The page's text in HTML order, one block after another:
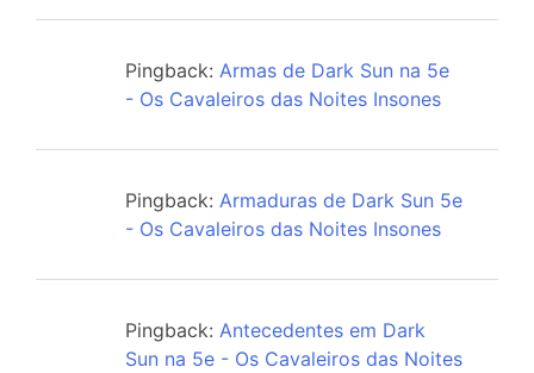
Pingback: Armas de Dark Sun na 5e
- Os Cavaleiros das Noites Insones
Pingback: Armaduras de Dark Sun 5e
- Os Cavaleiros das Noites Insones
Pingback: Antecedentes em Dark
Sun na 5e - Os Cavaleiros das Noites